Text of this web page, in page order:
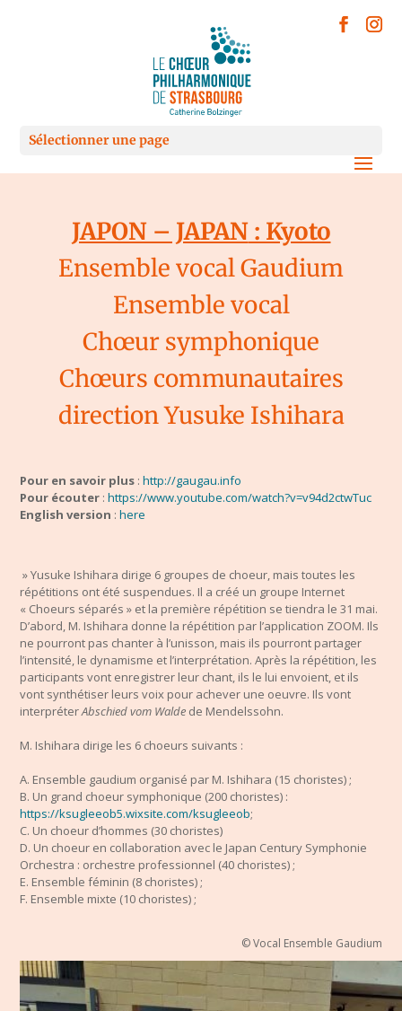
Sélectionner une page
JAPON – JAPAN: Kyoto
Ensemble vocalGaudium
Ensemble vocal
Chœur symphonique
Chœurs communautaires
direction Yusuke Ishihara
Pour en savoir plus :http://gaugau.info
Pour écouter :https://www.youtube.com/watch?v=v94d2ctwTuc
English version :here
»Yusuke Ishihara dirige 6 groupes de choeur, mais toutes les
répétitions ont été suspendues. Il a créé un groupe Internet
« Choeurs séparés » et la première répétition se tiendra le 31 mai.
D’abord, M. Ishihara donne la répétition par l’application ZOOM. Ils
ne pourront pas chanter à l’unisson, mais ils pourront partager
l’intensité, le dynamisme et l’interprétation. Après la répétition, les
participants vont enregistrer leur chant, ils le lui envoient, et ils
vont synthétiser leurs voix pour achever une oeuvre. Ils vont
interpréterAbschied vom Walde de Mendelssohn.
M. Ishihara dirige les 6 choeurs suivants :
A. Ensemble gaudium organisé par M. Ishihara (15 choristes) ;
B. Un grand choeur symphonique (200 choristes) :
https://ksugleeob5.wixsite.com/ksugleeob;
C. Un choeur d’hommes (30 choristes)
D. Un choeur en collaboration avec le Japan Century Symphonie
Orchestra : orchestre professionnel (40 choristes) ;
E. Ensemble féminin (8 choristes) ;
F. Ensemble mixte (10 choristes) ;
© Vocal Ensemble Gaudium